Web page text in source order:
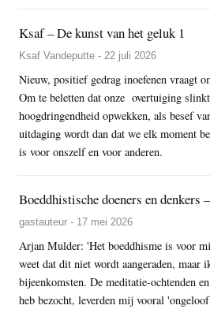
Ksaf – De kunst van het geluk 1
Ksaf Vandeputte - 22 juli 2026
Nieuw, positief gedrag inoefenen vraagt
Om te beletten dat onze overtuiging
hoogdringendheid opwekken, als besef
uitdaging wordt dan dat we elk moment
is voor onszelf en voor anderen.
Boeddhistische doeners en denkers
gastauteur - 17 mei 2026
Arjan Mulder: 'Het boeddhisme is voor
weet dat dit niet wordt aangeraden, maar
bijeenkomsten. De meditatie-ochtenden
heb bezocht, leverden mij vooral